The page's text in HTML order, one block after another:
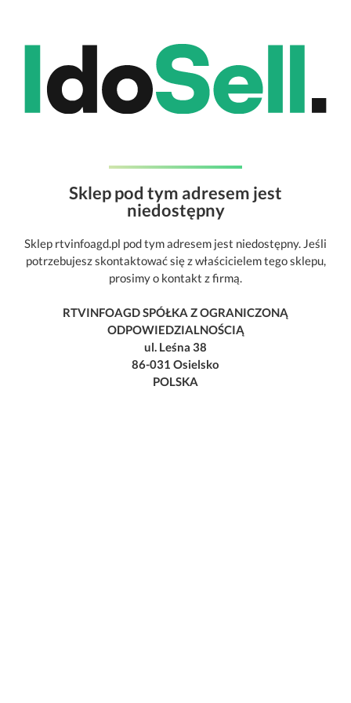
Sklep pod tym adresem jest
niedostępny
Sklep rtvinfoagd.pl pod tym adresem jest niedostępny. Jeśli
potrzebujesz skontaktować się z właścicielem tego sklepu,
prosimy o kontakt z firmą.
RTVINFOAGD SPÓŁKA Z OGRANICZONĄ
ODPOWIEDZIALNOŚCIĄ
ul. Leśna 38
86-031 Osielsko
POLSKA